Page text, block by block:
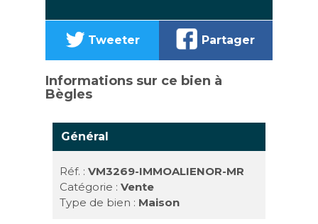
Tweeter Partager
Informations sur ce bien à
Bègles
Général
Réf. :VM3269-IMMOALIENOR-MR
Catégorie :Vente
Type de bien : Maison